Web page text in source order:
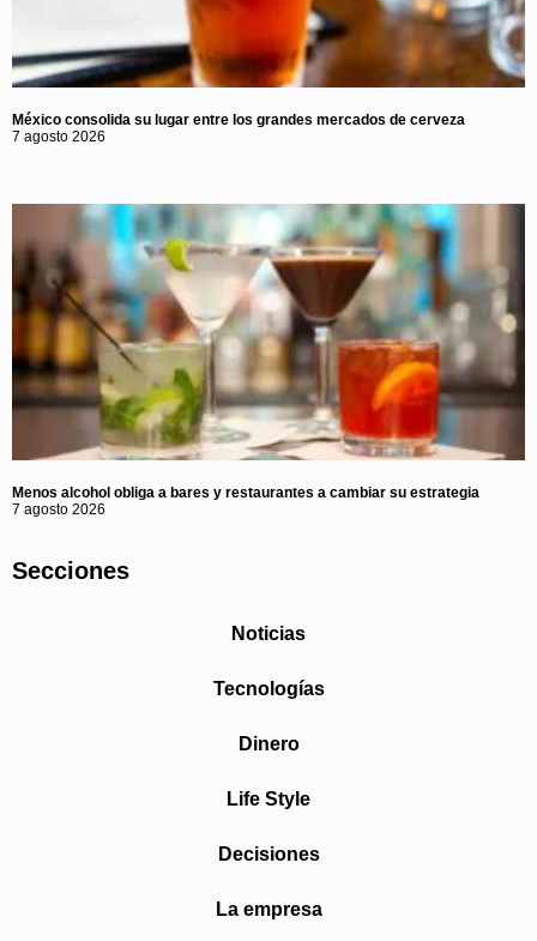
México consolida su lugar entre los grandes mercados de cerveza
7 agosto 2026
Menos alcohol obliga a bares y restaurantes a cambiar su estrategia
7 agosto 2026
Secciones
Noticias
Tecnologías
Dinero
Life Style
Decisiones
La empresa